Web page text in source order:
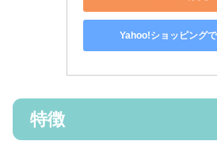
Yahoo!ショッピング
特徴